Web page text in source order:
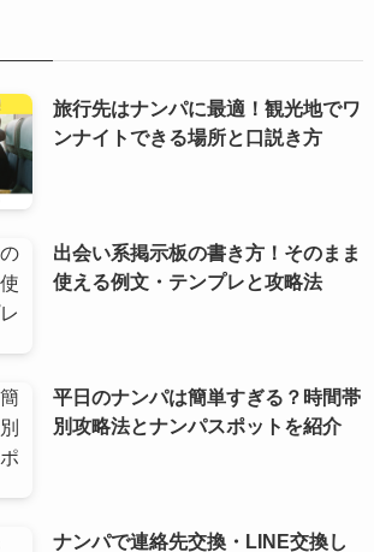
旅行先はナンパに最適！観光地でワ
ンナイトできる場所と口説き方
出会い系掲示板の書き方！そのまま
使える例文・テンプレと攻略法
平日のナンパは簡単すぎる？時間帯
別攻略法とナンパスポットを紹介
ナンパで連絡先交換・LINE交換し